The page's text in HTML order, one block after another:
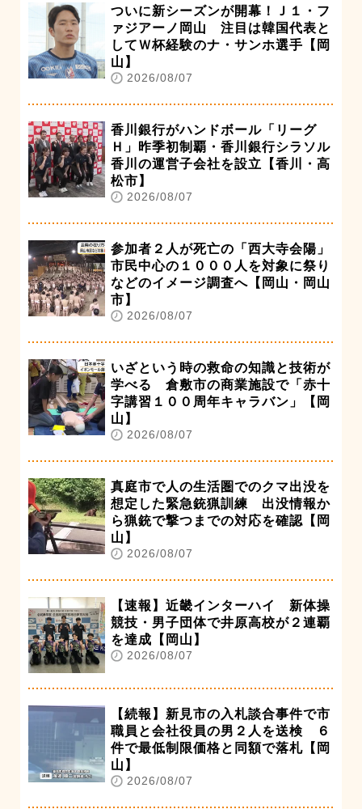
ついに新シーズンが開幕！Ｊ１・フ
ァジアーノ岡山 注目は韓国代表と
してＷ杯経験のナ・サンホ選手【岡
山】
2026/08/07
香川銀行がハンドボール「リーグ
Ｈ」昨季初制覇・香川銀行シラソル
香川の運営子会社を設立【香川・高
松市】
2026/08/07
参加者２人が死亡の「西大寺会陽」
市民中心の１０００人を対象に祭り
などのイメージ調査へ【岡山・岡山
市】
2026/08/07
いざという時の救命の知識と技術が
学べる 倉敷市の商業施設で「赤十
字講習１００周年キャラバン」【岡
山】
2026/08/07
真庭市で人の生活圏でのクマ出没を
想定した緊急銃猟訓練 出没情報か
ら猟銃で撃つまでの対応を確認【岡
山】
2026/08/07
【速報】近畿インターハイ 新体操
競技・男子団体で井原高校が２連覇
を達成【岡山】
2026/08/07
【続報】新見市の入札談合事件で市
職員と会社役員の男２人を送検 ６
件で最低制限価格と同額で落札【岡
山】
2026/08/07